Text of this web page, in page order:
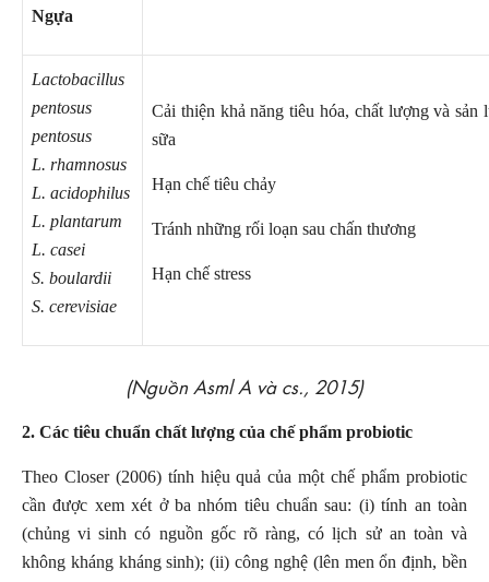
Ngựa
Lactobacillus
pentosus
pentosus
L. rhamnosus
L. acidophilus
L. plantarum
L. casei
S. boulardii
S. cerevisiae
Cải thiện khả năng tiêu hóa, chất lượng và sản
sữa
Hạn chế tiêu chảy
Tránh những rối loạn sau chấn thương
Hạn chế stress
(Nguồn Asml A và cs., 2015)
2. Các tiêu chuẩn chất lượng của chế phẩm probiotic
Theo Closer (2006) tính hiệu quả của một chế phẩm probiotic
cần được xem xét ở ba nhóm tiêu chuẩn sau: (i) tính an toàn
(chủng vi sinh có nguồn gốc rõ ràng, có lịch sử an toàn và
không kháng kháng sinh); (ii) công nghệ (lên men ổn định, bền